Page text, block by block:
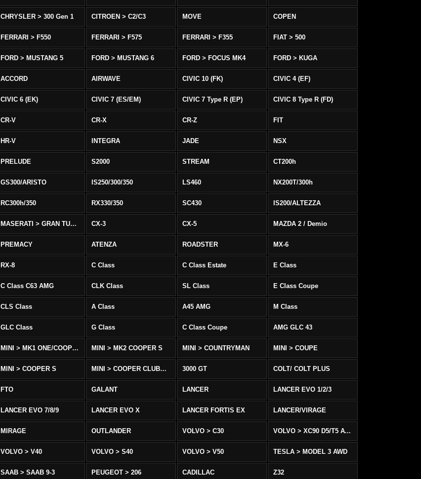
CHRYSLER > 300 Gen 1 CITROEN > C2/C3 MOVE COPEN
FERRARI > F550 FERRARI > F575 FERRARI > F355 FIAT > 500
FORD > MUSTANG 5 FORD > MUSTANG 6 FORD > FOCUS MK4 FORD > KUGA
ACCORD AIRWAVE CIVIC 10 (FK) CIVIC 4 (EF)
CIVIC 6 (EK) CIVIC 7 (ES/EM) CIVIC 7 Type R (EP) CIVIC 8 Type R (FD)
CR-V CR-X CR-Z FIT
HR-V INTEGRA JADE NSX
PRELUDE S2000 STREAM CT200h
GS300/ARISTO IS250/300/350 LS460 NX200T/300h
RC300h/350 RX330/350 SC430 IS200/ALTEZZA
MASERATI > GRAN TURISMO CX-3 CX-5 MAZDA 2 / Demio
PREMACY ATENZA ROADSTER MX-6
RX-8 C Class C Class Estate E Class
C Class C63 AMG CLK Class SL Class E Class Coupe
CLS Class A Class A45 AMG M Class
GLC Class G Class C Class Coupe AMG GLC 43
MINI > MK1 ONE/COOPER MINI > MK2 COOPER S MINI > COUNTRYMAN MINI > COUPE
MINI > COOPER S MINI > COOPER CLUBMAN 3000 GT COLT/ COLT PLUS
FTO GALANT LANCER LANCER EVO 1/2/3
LANCER EVO 7/8/9 LANCER EVO X LANCER FORTIS EX LANCER/VIRAGE
MIRAGE OUTLANDER VOLVO > C30 VOLVO > XC90 D5/T5 AWD
VOLVO > V40 VOLVO > S40 VOLVO > V50 TESLA > MODEL 3 AWD
SAAB > SAAB 9-3 PEUGEOT > 206 CADILLAC Z32